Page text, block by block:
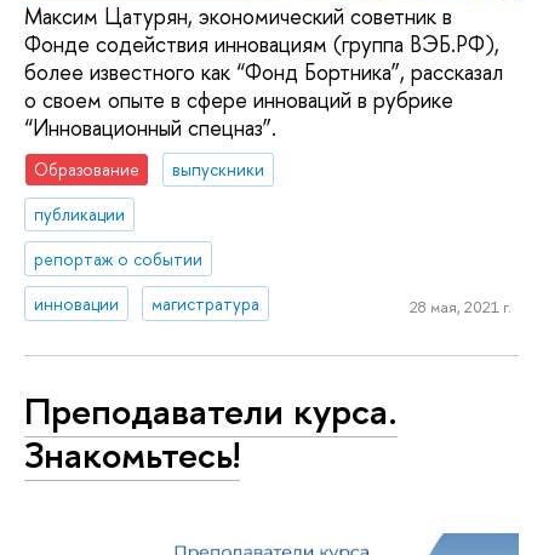
Максим Цатурян, экономический советник в
Фонде содействия инновациям (группа ВЭБ.РФ),
более известного как “Фонд Бортника”, рассказал
о своем опыте в сфере инноваций в рубрике
“Инновационный спецназ”.
Образование
выпускники
публикации
репортаж о событии
инновации
магистратура 28 мая, 2021 г.
Преподаватели курса.
Знакомьтесь!